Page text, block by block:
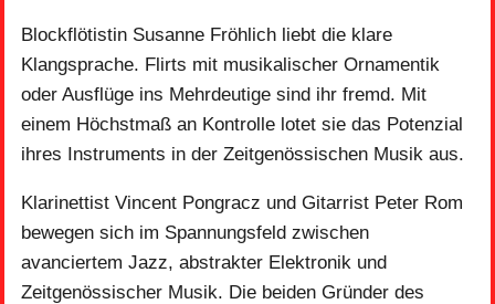
Blockflötistin Susanne Fröhlich liebt die klare
Klangsprache. Flirts mit musikalischer Ornamentik
oder Ausflüge ins Mehrdeutige sind ihr fremd. Mit
einem Höchstmaß an Kontrolle lotet sie das Potenzial
ihres Instruments in der Zeitgenössischen Musik aus.
Klarinettist Vincent Pongracz und Gitarrist Peter Rom
bewegen sich im Spannungsfeld zwischen
avanciertem Jazz, abstrakter Elektronik und
Zeitgenössischer Musik. Die beiden Gründer des